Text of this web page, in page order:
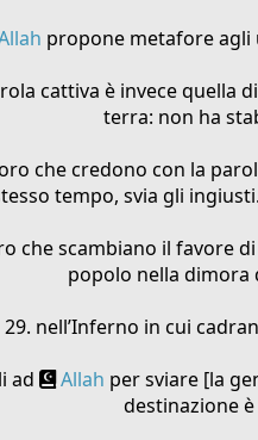
propone metafore
cattiva è invece quella
terra: non ha
che credono con la
tempo, svia gli ingiusti.
che scambiano il favore
popolo nella dimora
29. nell’Inferno in cui
ad
Allah per sviare [la
destinazione è